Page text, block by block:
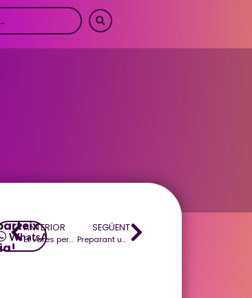
WhatsApp
ANTERIOR
Et vares perdre el #muntathotu «Mallorca, illa encantada»?
SEGÜENT
Preparant un nou #muntathotu literari